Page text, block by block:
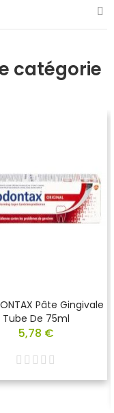
catégorie
Pâte Gingivale
Tube De 75ml
5,78 €